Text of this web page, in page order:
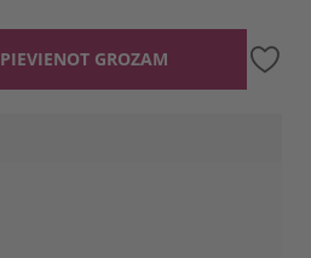
PIEVIENOT GROZAM